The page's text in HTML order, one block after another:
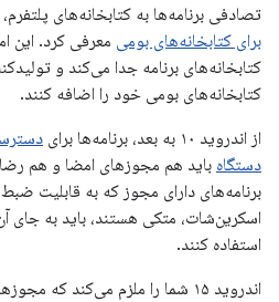
تصادفی برنامه‌ها به کتابخانه‌های پلتفرم،
برای کتابخانه‌های بومی معرفی کرد. این
کتابخانه‌های برنامه جدا می‌کند و
کتابخانه‌های بومی خود را اضافه کنند.
از اندروید ۱۰ به بعد، برنامه‌ها برای
دستگاه باید هم مجوزهای امضا و هم
برنامه‌های دارای مجوز که به قابلیت
اسکرین‌شات، متکی هستند، باید به جای
استفاده کنند.
اندروید ۱۵ شما را ملزم می‌کند